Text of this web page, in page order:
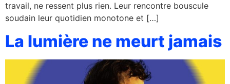
travail, ne ressent plus rien. Leur rencontre bouscule
soudain leur quotidien monotone et […]
La lumière ne meurt jamais